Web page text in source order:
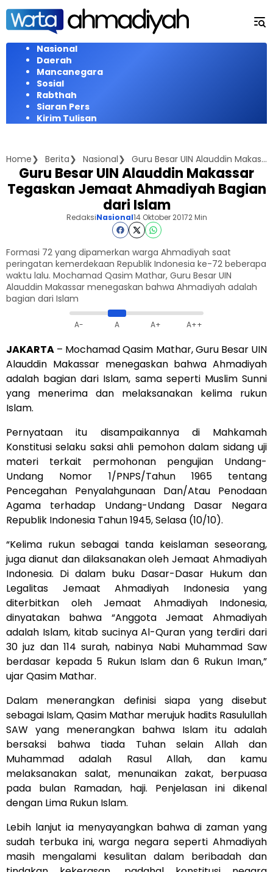
Langsung
konten
Nasional
Daerah
Mancanegara
Sosial
Rabthah
Siaran Pers
Kirim Tulisan
Home Berita Nasional Guru Besar UIN Alauddin Makassar Tegaskan Jemaat Ahmadiyah Bagian dari Islam
Guru Besar UIN Alauddin Makassar
Tegaskan Jemaat Ahmadiyah Bagian
dari Islam
RedaksiNasional14 Oktober 20172 Min
Formasi 72 yang dipamerkan warga Ahmadiyah saat
peringatan kemerdekaan Republik Indonesia ke-72 beberapa
waktu lalu. Mochamad Qasim Mathar, Guru Besar UIN
Alauddin Makassar menegaskan bahwa Ahmadiyah adalah
bagian dari Islam
A- A A+ A++
JAKARTA – Mochamad Qasim Mathar, Guru Besar UIN
Alauddin Makassar menegaskan bahwa Ahmadiyah
adalah bagian dari Islam, sama seperti Muslim Sunni
yang menerima dan melaksanakan kelima rukun
Islam.
Pernyataan itu disampaikannya di Mahkamah
Konstitusi selaku saksi ahli pemohon dalam sidang uji
materi terkait permohonan pengujian Undang-
Undang Nomor 1/PNPS/Tahun 1965 tentang
Pencegahan Penyalahgunaan Dan/Atau Penodaan
Agama terhadap Undang-Undang Dasar Negara
Republik Indonesia Tahun 1945, Selasa (10/10).
“Kelima rukun sebagai tanda keislaman seseorang,
juga dianut dan dilaksanakan oleh Jemaat Ahmadiyah
Indonesia. Di dalam buku Dasar-Dasar Hukum dan
Legalitas Jemaat Ahmadiyah Indonesia yang
diterbitkan oleh Jemaat Ahmadiyah Indonesia,
dinyatakan bahwa “Anggota Jemaat Ahmadiyah
adalah Islam, kitab sucinya Al-Quran yang terdiri dari
30 juz dan 114 surah, nabinya Nabi Muhammad Saw
berdasar kepada 5 Rukun Islam dan 6 Rukun Iman,”
ujar Qasim Mathar.
Dalam menerangkan definisi siapa yang disebut
sebagai Islam, Qasim Mathar merujuk hadits Rasulullah
SAW yang menerangkan bahwa Islam itu adalah
bersaksi bahwa tiada Tuhan selain Allah dan
Muhammad adalah Rasul Allah, dan kamu
melaksanakan salat, menunaikan zakat, berpuasa
pada bulan Ramadan, haji. Penjelasan ini dikenal
dengan Lima Rukun Islam.
Lebih lanjut ia menyayangkan bahwa di zaman yang
sudah terbuka ini, warga negara seperti Ahmadiyah
masih mengalami kesulitan dalam beribadah dan